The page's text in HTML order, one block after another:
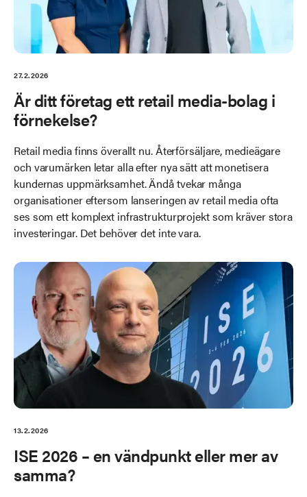
27.2.2026
Är ditt företag ett retail media-bolag i
förnekelse?
Retail media finns överallt nu. Återförsäljare, medieägare
och varumärken letar alla efter nya sätt att monetisera
kundernas uppmärksamhet. Ändå tvekar många
organisationer eftersom lanseringen av retail media ofta
ses som ett komplext infrastrukturprojekt som kräver stora
investeringar. Det behöver det inte vara.
13.2.2026
ISE 2026 – en vändpunkt eller mer av
samma?